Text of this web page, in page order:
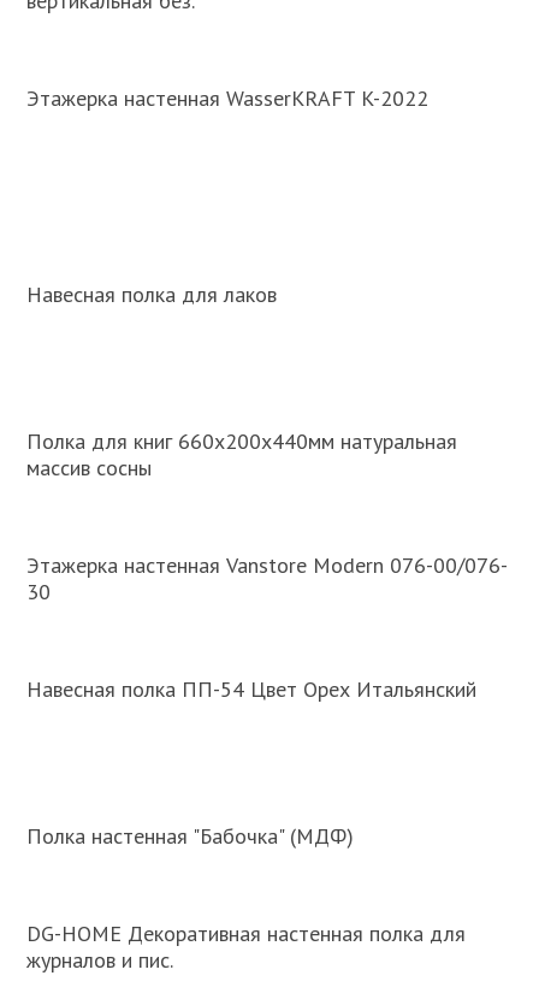
Этажерка настенная WasserKRAFT K-2022
Навесная полка для лаков
Полка для книг 660х200х440мм натуральная
массив сосны
Этажерка настенная Vanstore Modern 076-00/076-
30
Навесная полка ПП-54 Цвет Орех Итальянский
Полка настенная "Бабочка" (МДФ)
DG-HOME Декоративная настенная полка для
журналов и пис.